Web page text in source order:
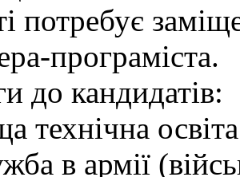
потребує
програміста.
до кандидатів:
технічна
в армії